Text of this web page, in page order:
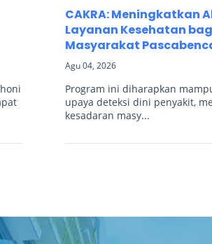
CAKRA: Meningkatkan
Layanan Kesehatan
Masyarakat
Agu 04, 2026
Program ini diharapkan
upaya deteksi dini penyakit,
kesadaran masy...